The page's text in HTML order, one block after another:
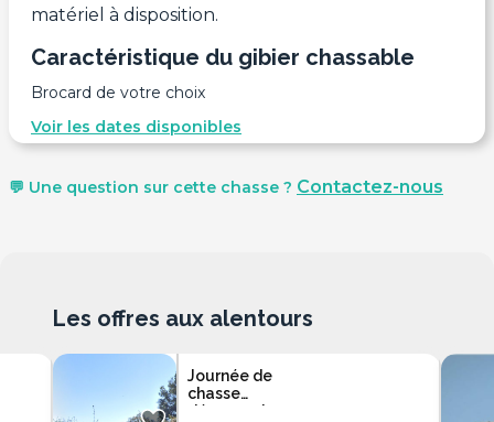
matériel à disposition.
Caractéristique du gibier chassable
Brocard de votre choix
Voir les dates disponibles
💬 Une question sur cette chasse ? Contactez-nous
Journée de
chasse
découverte
Les offres aux alentours